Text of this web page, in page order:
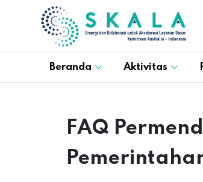
Beranda Aktivitas
FAQ